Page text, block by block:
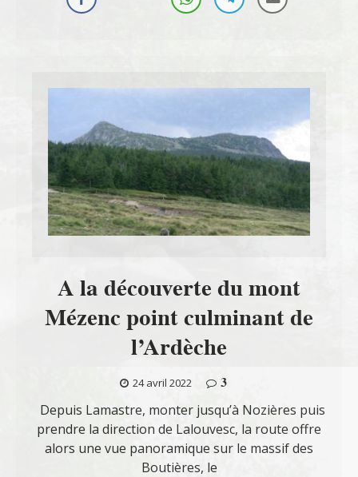
A la découverte du mont
Mézenc point culminant de
l’Ardèche
24 avril 2022
3
Depuis Lamastre, monter jusqu’à Nozières puis
prendre la direction de Lalouvesc, la route offre
alors une vue panoramique sur le massif des
Boutières, le